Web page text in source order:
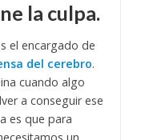
la culpa.
el encargado de
del cerebro.
cuando algo
a conseguir ese
es que para